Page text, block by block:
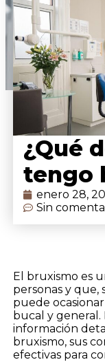
¿Qué
tengo
enero 28,
Sin
El bruxismo es
personas y que,
puede
bucal y
información
bruxismo, sus
efectivas para